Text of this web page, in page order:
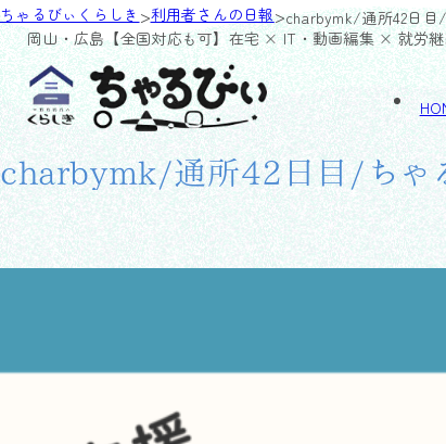
岡山・広島【全国対応も可】在宅 × IT・動画編集 × 就労
ちゃるびぃくらしき>利用者さんの日報>charbymk/通所42日目
charbymk/通所42日目/ちゃ